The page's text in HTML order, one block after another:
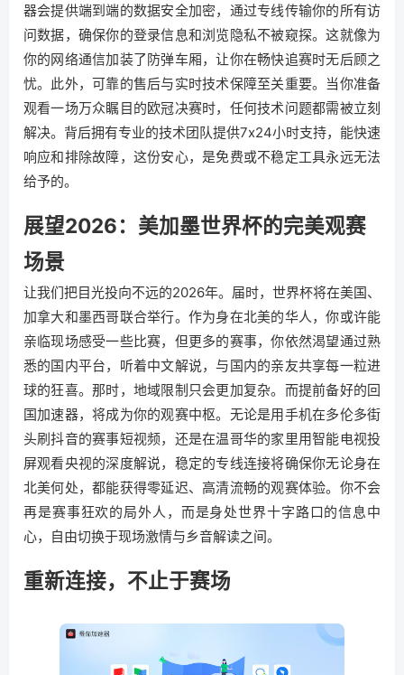
器会提供端到端的数据安全加密，通过专线传输你的所有访
问数据，确保你的登录信息和浏览隐私不被窥探。这就像为
你的网络通信加装了防弹车厢，让你在畅快追赛时无后顾之
忧。此外，可靠的售后与实时技术保障至关重要。当你准备
观看一场万众瞩目的欧冠决赛时，任何技术问题都需被立刻
解决。背后拥有专业的技术团队提供7x24小时支持，能快速
响应和排除故障，这份安心，是免费或不稳定工具永远无法
给予的。
展望2026：美加墨世界杯的完美观赛
场景
让我们把目光投向不远的2026年。届时，世界杯将在美国、
加拿大和墨西哥联合举行。作为身在北美的华人，你或许能
亲临现场感受一些比赛，但更多的赛事，你依然渴望通过熟
悉的国内平台，听着中文解说，与国内的亲友共享每一粒进
球的狂喜。那时，地域限制只会更加复杂。而提前备好的回
国加速器，将成为你的观赛中枢。无论是用手机在多伦多街
头刷抖音的赛事短视频，还是在温哥华的家里用智能电视投
屏观看央视的深度解说，稳定的专线连接将确保你无论身在
北美何处，都能获得零延迟、高清流畅的观赛体验。你不会
再是赛事狂欢的局外人，而是身处世界十字路口的信息中
心，自由切换于现场激情与乡音解读之间。
重新连接，不止于赛场